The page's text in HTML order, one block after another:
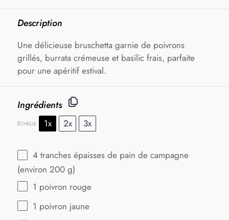
Description
Une délicieuse bruschetta garnie de poivrons
grillés, burrata crémeuse et basilic frais, parfaite
pour une apéritif estival.
Ingrédients
ÉCHELLE 1x 2x 3x
4 tranches épaisses de pain de campagne
(environ 200 g)
1 poivron rouge
1 poivron jaune